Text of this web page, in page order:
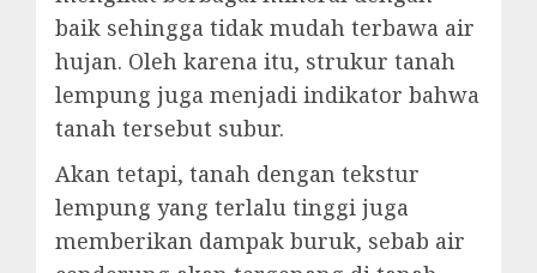
baik sehingga tidak mudah terbawa air
hujan. Oleh karena itu, strukur tanah
lempung juga menjadi indikator bahwa
tanah tersebut subur.
Akan tetapi, tanah dengan tekstur
lempung yang terlalu tinggi juga
memberikan dampak buruk, sebab air